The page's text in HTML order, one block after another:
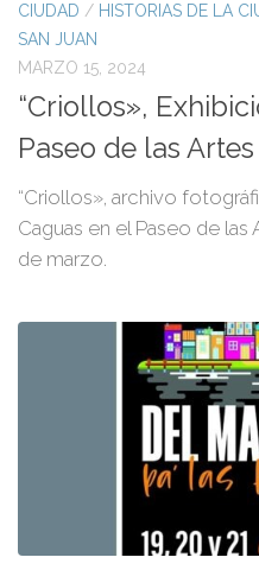
CIUDAD / HISTORIAS DE LA
SAN JUAN
MARZO 15, 2024
“Criollos»,
Paseo de las
“Criollos», archivo
Caguas en el Paseo de las
de marzo.